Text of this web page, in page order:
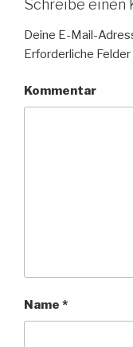
Schreibe einen
Deine E-Mail-
Erforderliche
Kommentar
Name *